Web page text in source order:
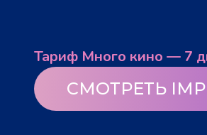
Тариф Много кино — 7
СМОТРЕТЬ